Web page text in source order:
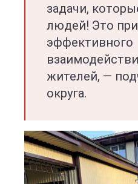
задачи,
людей! Это
эффективного
жителей, —
округа.